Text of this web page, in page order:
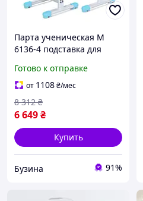
Парта ученическая M
6136-4 подставка для
Готово к отправке
от 1108₴/мес
6 649₴
8 312 ₴
Купить
Бузина 91%